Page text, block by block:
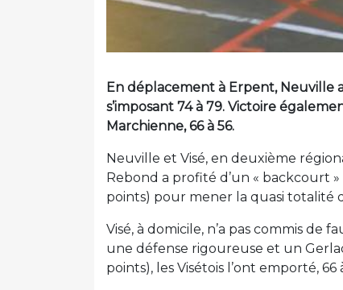
En déplacement à Erpent, Neuville
s’imposant 74 à 79. Victoire
Marchienne, 66 à 56.
Neuville et Visé, en deuxième
Rebond a profité d’un « backcourt
points) pour mener la quasi totalité
Visé, à domicile, n’a pas commis de
une défense rigoureuse et un
points), les Visétois l’ont emporté, 66